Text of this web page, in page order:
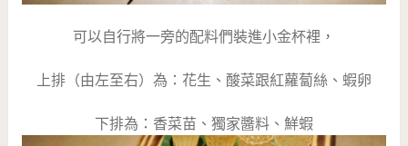
可以自行將一旁的配料們裝進小金杯裡，
上排（由左至右）為：花生、酸菜跟紅蘿蔔絲、蝦卵
下排為：香菜苗、獨家醬料、鮮蝦